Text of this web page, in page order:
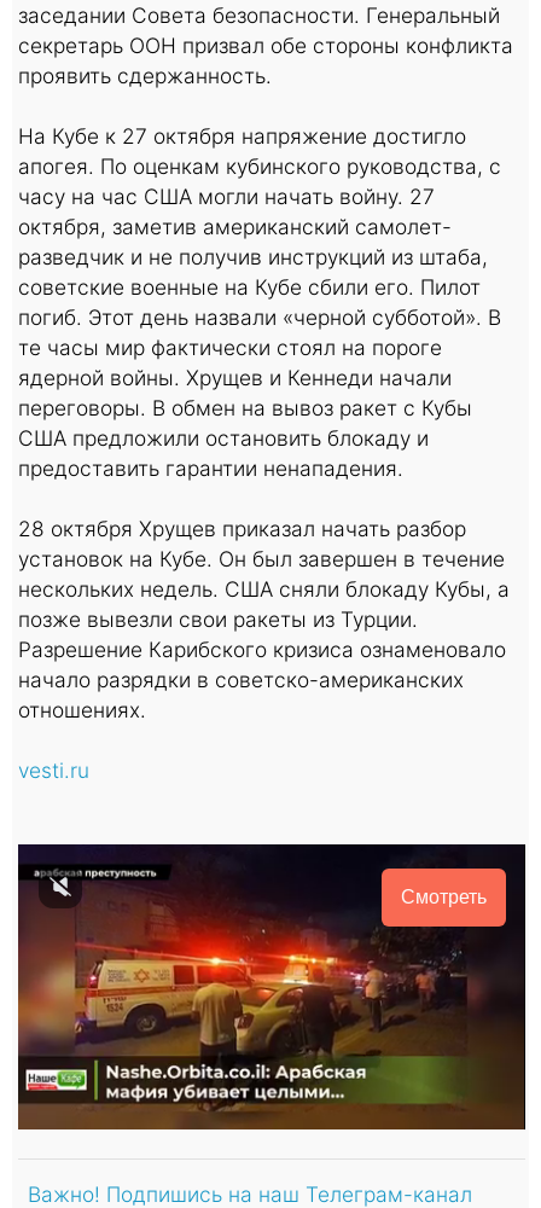
заседании Совета безопасности. Генеральный
секретарь ООН призвал обе стороны конфликта
проявить сдержанность.
На Кубе к 27 октября напряжение достигло
апогея. По оценкам кубинского руководства, с
часу на час США могли начать войну. 27
октября, заметив американский самолет-
разведчик и не получив инструкций из штаба,
советские военные на Кубе сбили его. Пилот
погиб. Этот день назвали «черной субботой». В
те часы мир фактически стоял на пороге
ядерной войны. Хрущев и Кеннеди начали
переговоры. В обмен на вывоз ракет с Кубы
США предложили остановить блокаду и
предоставить гарантии ненападения.
28 октября Хрущев приказал начать разбор
установок на Кубе. Он был завершен в течение
нескольких недель. США сняли блокаду Кубы, а
позже вывезли свои ракеты из Турции.
Разрешение Карибского кризиса ознаменовало
начало разрядки в советско-американских
отношениях.
vesti.ru
Смотреть
Важно! Подпишись на наш Телеграм-канал